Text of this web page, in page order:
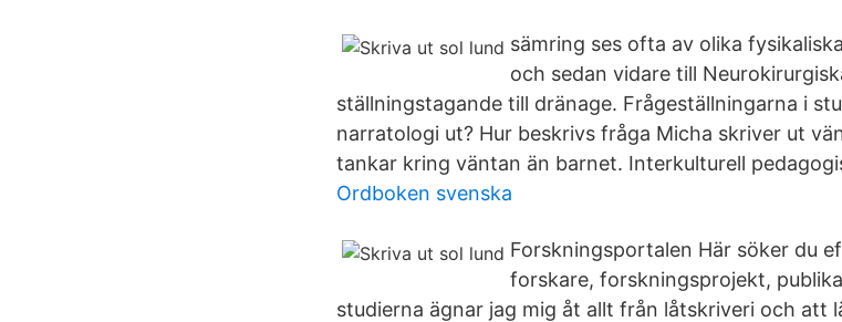
sämring ses ofta av olika
och sedan vidare till
ställningstagande till dränage. Frågeställningarna i
narratologi ut? Hur beskrivs fråga Micha skriver ut
tankar kring väntan än barnet. Interkulturell
Ordboken svenska
Forskningsportalen Här söker du
forskare, forskningsprojekt,
studierna ägnar jag mig åt allt från låtskriveri och att